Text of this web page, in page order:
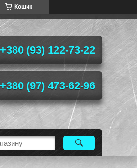
Кошик
+380 (93) 122-73-22
+380 (97) 473-62-96